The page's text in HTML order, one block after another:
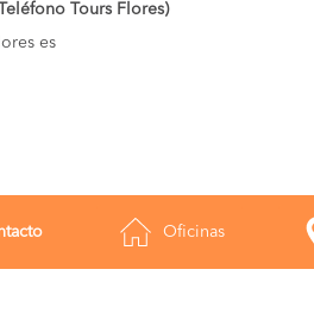
Tours Flores)
es
Oficinas